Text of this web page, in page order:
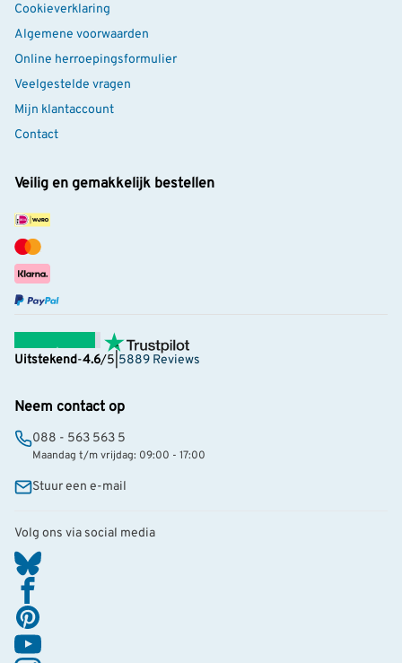
Cookieverklaring
Algemene voorwaarden
Online herroepingsformulier
Veelgestelde vragen
Mijn klantaccount
Contact
Veilig en gemakkelijk bestellen
Uitstekend-4.6/5 5889 Reviews
Neem contact op
088 - 563 563 5
Maandag t/m vrijdag: 09:00 - 17:00
Stuur een e-mail
Volg ons via social media